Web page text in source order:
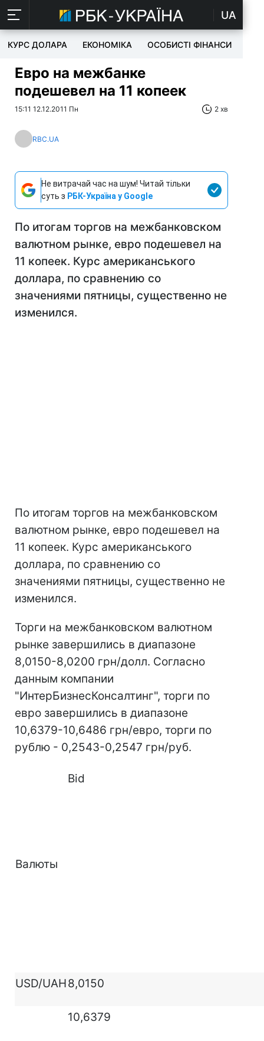
UA
КУРС ДОЛАРА ЕКОНОМІКА ОСОБИСТІ ФІНАНСИ
Евро на межбанке
подешевел на 11 копеек
15:11 12.12.2011 Пн 2 хв
RBC.UA
Не витрачай час на шум! Читай тільки
суть з РБК-Україна у Google
По итогам торгов на межбанковском
валютном рынке, евро подешевел на
11 копеек. Курс американського
доллара, по сравнению со
значениями пятницы, существенно не
изменился.
По итогам торгов на межбанковском
валютном рынке, евро подешевел на
11 копеек. Курс американського
доллара, по сравнению со
значениями пятницы, существенно не
изменился.
Торги на межбанковском валютном
рынке завершились в диапазоне
8,0150-8,0200 грн/долл. Согласно
данным компании
"ИнтерБизнесКонсалтинг", торги по
евро завершились в диапазоне
10,6379-10,6486 грн/евро, торги по
рублю - 0,2543-0,2547 грн/руб.
Валюты
Bid
USD/UAH8,0150
10,6379